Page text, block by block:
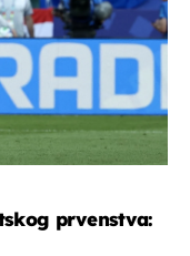
prvenstva: